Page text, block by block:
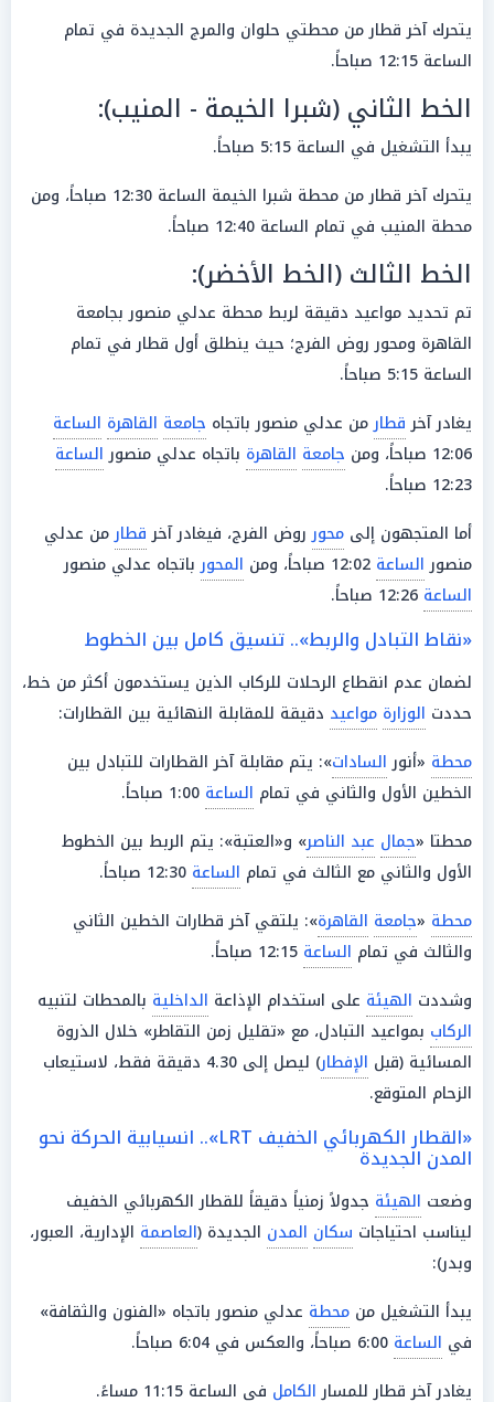
يتحرك آخر قطار من محطتي حلوان والمرج الجديدة في تمام
الساعة 12:15 صباحاً.
الخط الثاني (شبرا الخيمة - المنيب):
يبدأ التشغيل في الساعة 5:15 صباحاً.
يتحرك آخر قطار من محطة شبرا الخيمة الساعة 12:30 صباحاً، ومن
محطة المنيب في تمام الساعة 12:40 صباحاً.
الخط الثالث (الخط الأخضر):
تم تحديد مواعيد دقيقة لربط محطة عدلي منصور بجامعة
القاهرة ومحور روض الفرج؛ حيث ينطلق أول قطار في تمام
الساعة 5:15 صباحاً.
يغادر آخرقطارمن عدلي منصور باتجاه جامعة القاهرة الساعة
12:06 صباحاً، ومن
جامعة القاهرة باتجاه عدلي منصورالساعة
12:23 صباحاً.
أما المتجهون إلى محورروض الفرج، فيغادر آخرقطارمن عدلي
منصورالساعة المحورباتجاه عدلي منصور
الساعة
«نقاط التبادل والربط».. تنسيق كامل بين الخطوط
لضمان عدم انقطاع الرحلات للركاب الذين يستخدمون أكثر من خط،
حددت الوزارة مواعيد دقيقة للمقابلة النهائية بين القطارات:
محطة «أنورالسادات»: يتم مقابلة آخر القطارات للتبادل بين
الخطين الأول والثاني في تمام الساعة
محطتا «جمال عبد الناصر» و«العتبة»: يتم الربط بين الخطوط
الأول والثاني مع الثالث في تمام الساعة
محطة «جامعة القاهرة»: يلتقي آخر قطارات الخطين الثاني
والثالث في تمام الساعة
وشددت الهيئة على استخدام الإذاعة الداخلية بالمحطات لتنبيه
الركاب بمواعيد التبادل، مع «تقليل زمن التقاطر» خلال الذروة
المسائية (قبل الإفطار
) ليصل إلى 4.30 دقيقة فقط، لاستيعاب
الزحام المتوقع.
«القطار الكهربائي الخفيف LRT».. انسيابية الحركة نحو
المدن الجديدة
وضعت الهيئة جدولاً زمنياً دقيقاً للقطار الكهربائي الخفيف
ليناسب احتياجات سكان المدن الجديدة (العاصمة الإدارية، العبور،
وبدر):
يبدأ التشغيل من محطة عدلي منصور باتجاه «الفنون والثقافة»
في الساعة
يغادر آخر قطار للمسارالكامل في الساعة 11:15 مساءً.